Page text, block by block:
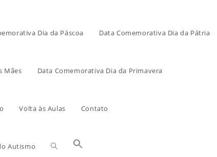
Dia da Páscoa Data Comemorativa Dia da Pátria
Mães Data Comemorativa Dia da Primavera
Volta às Aulas Contato
Autismo